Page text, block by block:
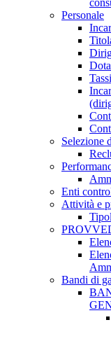
Personale
Selezione
Enti
Attività e
Bandi di